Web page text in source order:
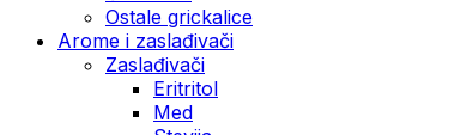
Ostale grickalice
Arome i zaslađivači
Zaslađivači
Eritritol
Med